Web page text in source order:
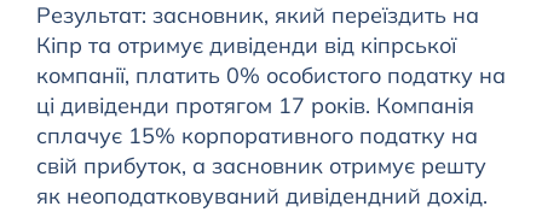
Результат: засновник, який переїздить на
Кіпр та отримує дивіденди від кіпрської
компанії, платить 0% особистого податку на
ці дивіденди протягом 17 років. Компанія
сплачує 15% корпоративного податку на
свій прибуток, а засновник отримує решту
як неоподатковуваний дивідендний дохід.